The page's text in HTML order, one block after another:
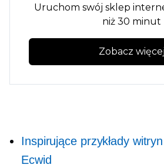
Uruchom swój sklep
niż 30 minut
Zobacz więcej
Inspirujące przykłady
Ecwid